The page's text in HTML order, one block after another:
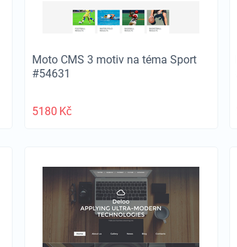
Moto CMS 3 motiv na téma Sport
#54631
5180 Kč